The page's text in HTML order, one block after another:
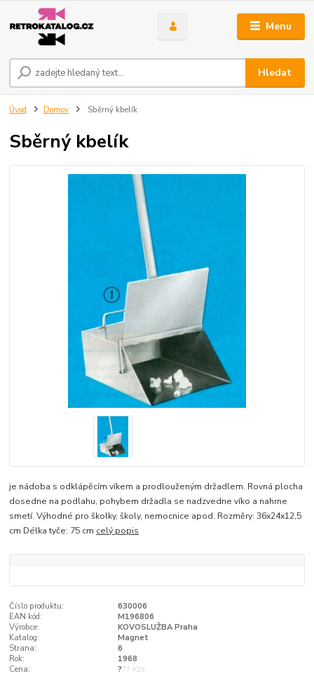
Menu
Hledat
Úvod Domov Sběrný kbelík
Sběrný kbelík
je nádoba s odklápěcím víkem a prodlouženým držadlem. Rovná plocha
dosedne na podlahu, pohybem držadla se nadzvedne víko a nahrne
smetí. Výhodné pro školky, školy, nemocnice apod. Rozměry: 36x24x12,5
cm Délka tyče: 75 cm celý popis
Číslo produktu:
630006
EAN kód:
M196806
Výrobce:
KOVOSLUŽBA Praha
Katalog:
Magnet
Strana:
6
Rok:
1968
Cena:
??? Kčs